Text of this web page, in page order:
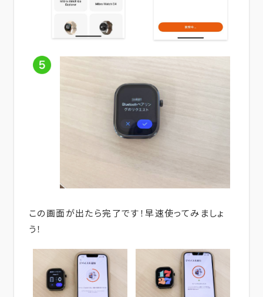
この画面が出たら完了です！早速使ってみましょ
う！